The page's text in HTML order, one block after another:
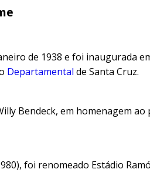
de 1938 e foi inaugurada
Departamental de Santa Cruz.
Bendeck, em homenagem
foi renomeado Estádio